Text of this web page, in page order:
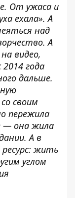
От ужаса и
ехала». А
над
А
видео,
года
дальше.
своим
пережила
она жила
А в
жить
углом